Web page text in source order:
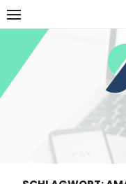
Skip
to
content